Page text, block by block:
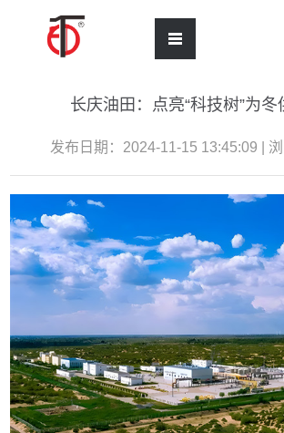
长庆油田：点亮“科技树”为冬
发布日期：2024-11-15 13:45:09 | 浏